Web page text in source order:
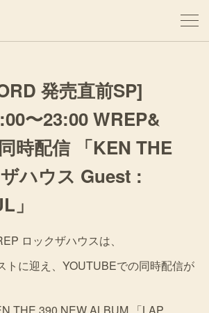
発売直前SP]
〜23:00 WREP&
時配信 「KEN THE
ハウス Guest :
」
ロックザハウスは、
トに迎え、YOUTUBEでの同時配信が